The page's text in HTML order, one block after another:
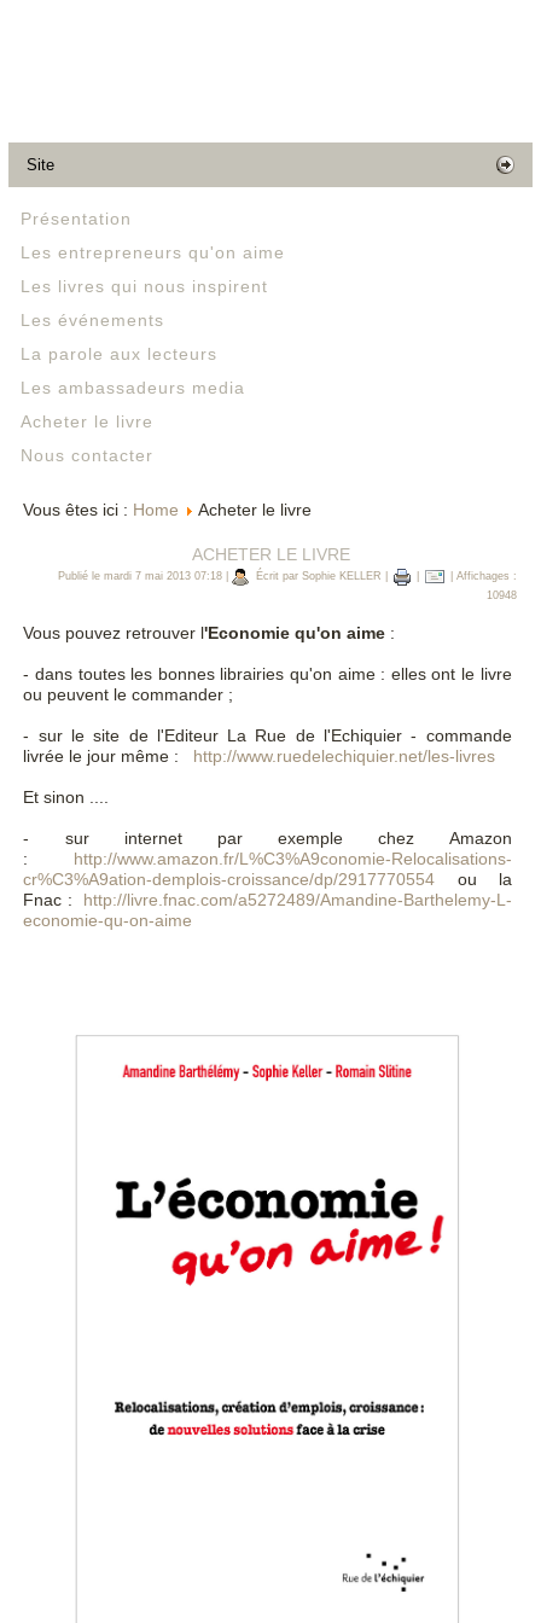
Site
Présentation
Les entrepreneurs qu'on aime
Les livres qui nous inspirent
Les événements
La parole aux lecteurs
Les ambassadeurs media
Acheter le livre
Nous contacter
Vous êtes ici : Home Acheter le livre
ACHETER LE LIVRE
Publié le mardi 7 mai 2013 07:18| Écrit par Sophie KELLER
| Affichages :
10948
Vous pouvez retrouver l'Economie qu'on aime :
- dans toutes les bonnes librairies qu'on aime : elles ont le livre
ou peuvent le commander ;
- sur le site de l'Editeur La Rue de l'Echiquier - commande
livrée le jour même :
http://www.ruedelechiquier.net/les-livres
Et sinon ....
- sur internet par exemple chez Amazon
:
http://www.amazon.fr/L%C3%A9conomie-Relocalisations-
cr%C3%A9ation-demplois-croissance/dp/2917770554 ou la
Fnac :
http://livre.fnac.com/a5272489/Amandine-Barthelemy-L-
economie-qu-on-aime